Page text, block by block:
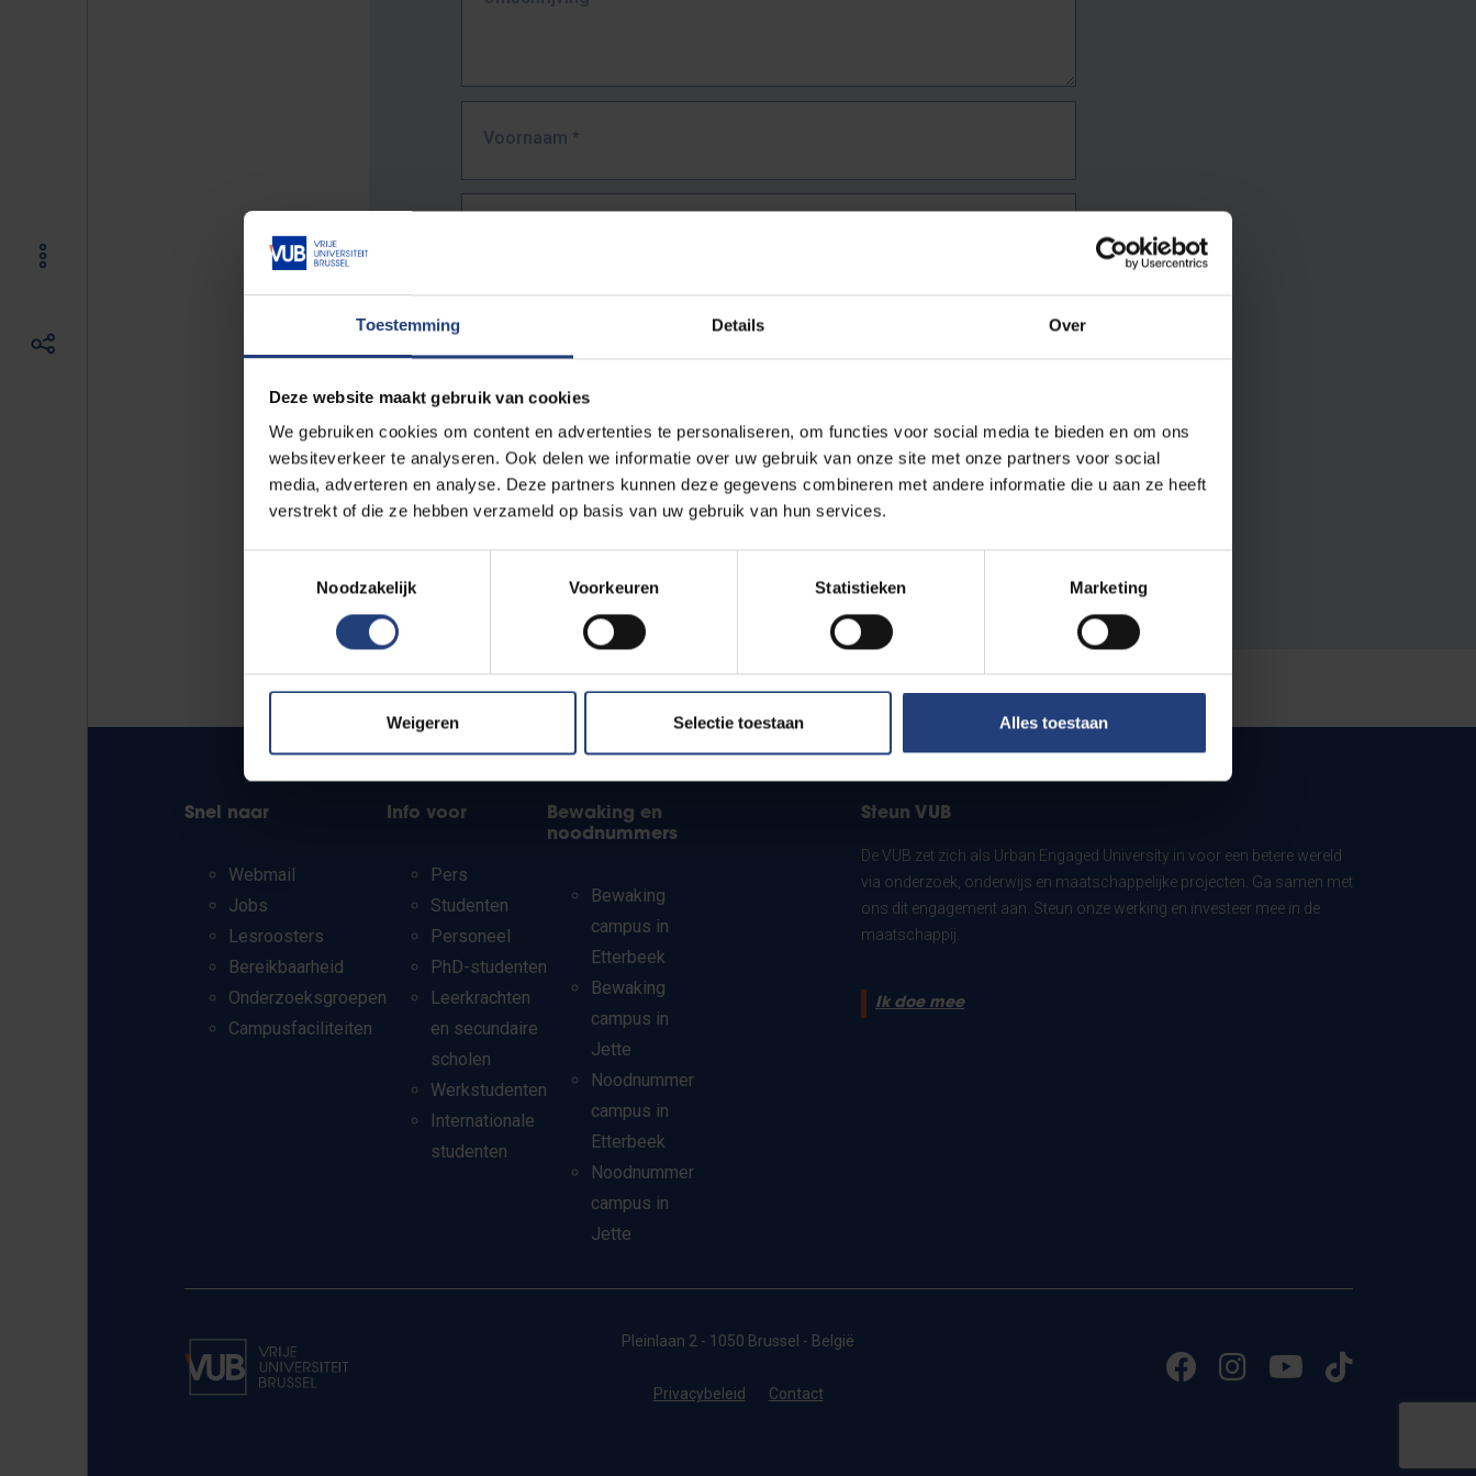
Toestemming Details Over
Deze website maakt gebruik van cookies
We gebruiken cookies om content en advertenties te personaliseren, om functies voor social media te bieden en om ons
websiteverkeer te analyseren. Ook delen we informatie over uw gebruik van onze site met onze partners voor social
media, adverteren en analyse. Deze partners kunnen deze gegevens combineren met andere informatie die u aan ze heeft
verstrekt of die ze hebben verzameld op basis van uw gebruik van hun services.
Noodzakelijk
Voorkeuren Statistieken Marketing
Weigeren Selectie toestaan Alles toestaan
Voornaam *
URL*
De volledige URL van de pagina waar je de fout zag.
Bv. https://www.vub.be/nl/studeren-aan-de-vub/alle-opleidingen
Snel naar
Webmail
Jobs
Lesroosters
Bereikbaarheid
Onderzoeksgroepen
Campusfaciliteiten
Info voor
Pers
Studenten
Personeel
PhD-studenten
Leerkrachten
en secundaire
scholen
Werkstudenten
Internationale
studenten
Bewaking en
noodnummers
Bewaking
campus in
Etterbeek
Bewaking
campus in
Jette
Noodnummer
campus in
Etterbeek
Noodnummer
campus in
Jette
Steun VUB
De VUB zet zich als Urban Engaged University in voor een betere wereld
via onderzoek, onderwijs en maatschappelijke projecten. Ga samen met
ons dit engagement aan. Steun onze werking en investeer mee in de
maatschappij.
Ik doe mee
Pleinlaan 2 - 1050 Brussel - België
Privacybeleid Contact